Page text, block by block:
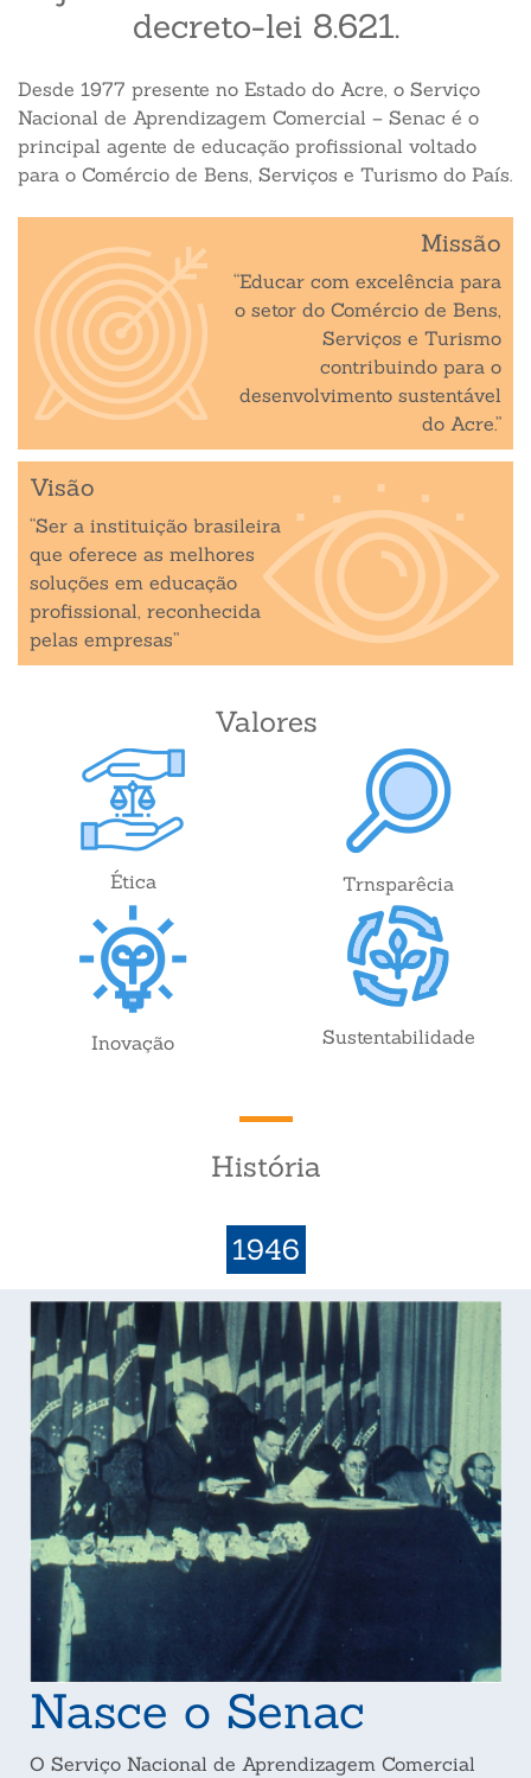
decreto-lei 8.621.
Desde 1977 presente no Estado do Acre, o Serviço
Nacional de Aprendizagem Comercial – Senac é o
principal agente de educação profissional voltado
para o Comércio de Bens, Serviços e Turismo do País.
Missão
“Educar com excelência para
o setor do Comércio de Bens,
Serviços e Turismo
contribuindo para o
desenvolvimento sustentável
do Acre.”
Visão
“Ser a instituição brasileira
que oferece as melhores
soluções em educação
profissional, reconhecida
pelas empresas”
Valores
Ética Trnsparêcia
Inovação Sustentabilidade
História
1946
Nasce o Senac
O Serviço Nacional de Aprendizagem Comercial